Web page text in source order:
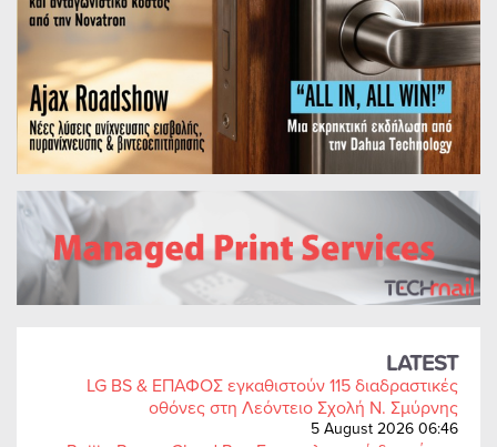
LATEST
LG BS & ΕΠΑΦΟΣ εγκαθιστούν 115 διαδραστικές
οθόνες στη Λεόντειο Σχολή Ν. Σμύρνης
5 August 2026 06:46